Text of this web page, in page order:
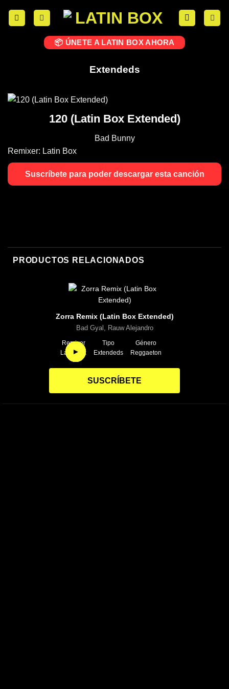
📦 ÚNETE A LATIN BOX AHORA
Extendeds
120 (Latin Box Extended)
Bad Bunny
Remixer: Latin Box
Suscríbete para poder descargar esta canción
PRODUCTOS RELACIONADOS
►
Zorra Remix (Latin Box Extended)
Bad Gyal, Rauw Alejandro
Remixer
Latin Box
Tipo
Extendeds
Género
Reggaeton
SUSCRÍBETE
►
►
►
►
►
►
►